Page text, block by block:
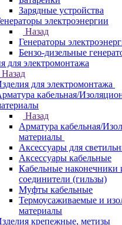
Зарядные устройства
электроэнергии
Назад
Генераторы
Бензо-дизельные
для электромонтажа
Назад
для электромонтажа
кабельная/
Назад
Арматура кабельная/
материалы
Аксессуары для
Аксессуары кабельные
Кабельные наконечники
соединители (гильзы)
Муфты кабельные
Термоусаживаемые и
материалы
крепежные, метизы